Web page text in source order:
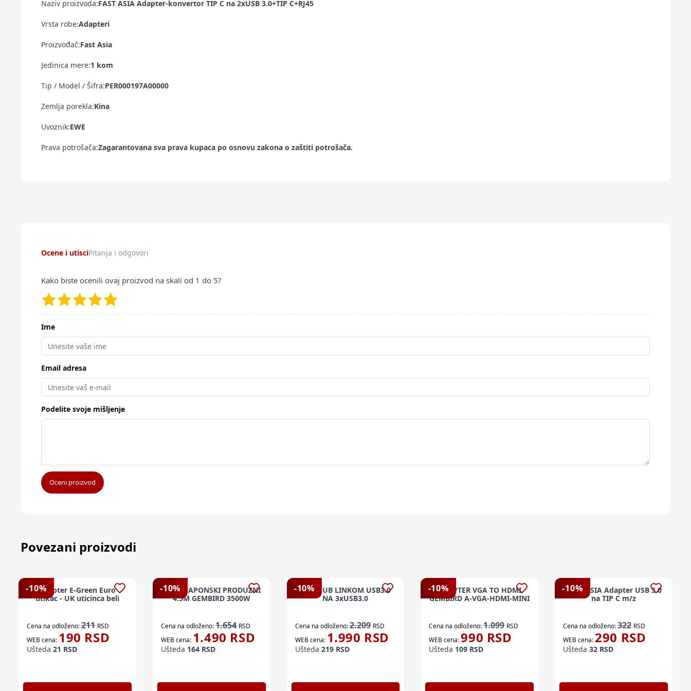
Naziv proizvoda:FAST ASIA Adapter-konvertor TIP C na 2xUSB 3.0+TIP C+RJ45
Vrsta robe:Adapteri
Proizvođač:Fast Asia
Jedinica mere:1 kom
Tip / Model / Šifra:PER000197A00000
Zemlja porekla:Kina
Uvoznik:EWE
Prava potrošača:Zagarantovana sva prava kupaca po osnovu zakona o zaštiti potrošača.
Ocene i utisciPitanja i odgovori
Kako biste ocenili ovaj proizvod na skali od 1 do 5?
Ime
Email adresa
Podelite svoje mišljenje
Oceni proizvod
Povezani proizvodi
-10%
Adapter E-Green Euro
utikac - UK uticinca beli
Cena na odloženo:211 RSD
WEB cena: 190 RSD
Ušteda 21 RSD
-10%
KABL NAPONSKI PRODUZNI
4.5M GEMBIRD 3500W
Cena na odloženo:1.654 RSD
WEB cena: 1.490 RSD
Ušteda 164RSD
-10%
USB HUB LINKOM USB3.0
NA 3xUSB3.0
Cena na odloženo:2.209 RSD
WEB cena: 1.990 RSD
Ušteda 219RSD
-10%
ADAPTER VGA TO HDMI
GEMBIRD A-VGA-HDMI-MINI
Cena na odloženo:1.099 RSD
WEB cena:990 RSD
Ušteda 109 RSD
-10%
FAST ASIA Adapter USB 3.0
na TIP C m/z
Cena na odloženo:322 RSD
WEB cena: 290 RSD
Ušteda 32 RSD